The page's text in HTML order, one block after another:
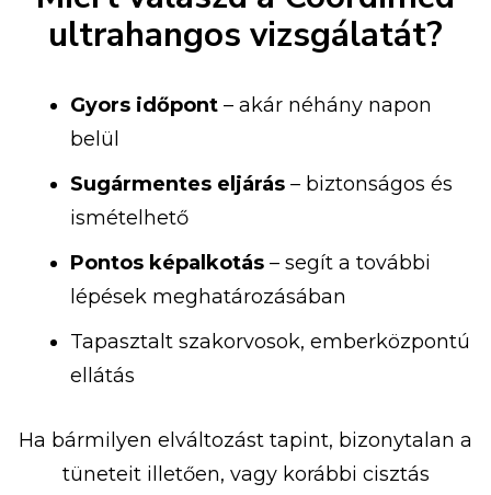
ultrahangos vizsgálatát?
Gyors időpont – akár néhány napon
belül
Sugármentes eljárás – biztonságos és
ismételhető
Pontos képalkotás – segít a további
lépések meghatározásában
Tapasztalt szakorvosok, emberközpontú
ellátás
Ha bármilyen elváltozást tapint, bizonytalan a
tüneteit illetően, vagy korábbi cisztás